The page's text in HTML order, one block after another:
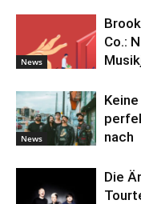
News
Co.:
News
nach
Die